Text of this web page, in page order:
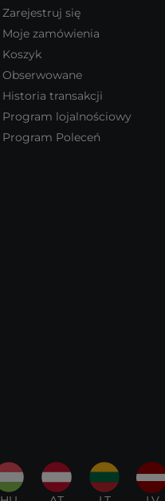
Zarejestruj się
Moje zamówienia
Koszyk
Obserwowane
Historia transakcji
Program lojalnościowy
Program Poleceń